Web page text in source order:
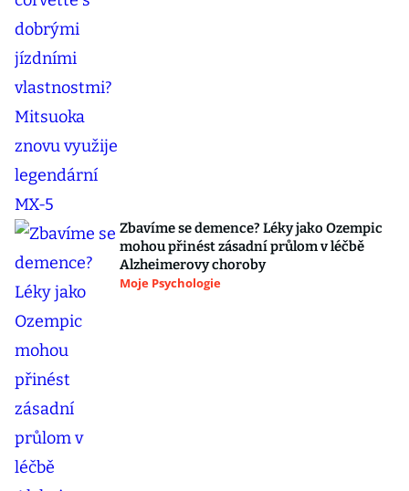
Zbavíme se demence? Léky jako Ozempic
mohou přinést zásadní průlom v léčbě
Alzheimerovy choroby
Moje Psychologie